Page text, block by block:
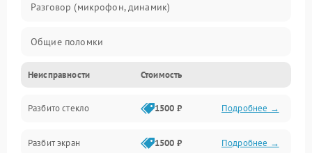
Разговор (микрофон, динамик)
Общие поломки
Проблемы связи
Камеры
Проблемы с дисплеем и сенсором
Неисправности Стоимость
Разбито стекло 1500 ₽ Подробнее →
Разбит экран 1500 ₽ Подробнее →